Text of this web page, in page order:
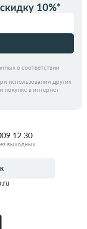
10%*
в соответствии
использовании других
покупке в интернет-
12 30
выходных